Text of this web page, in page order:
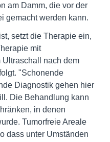
am Damm, die vor der
gemacht werden kann.
setzt die Therapie ein,
mit
Ultraschall nach dem
"Schonende
Diagnostik gehen hier
Die Behandlung kann
in denen
Tumorfreie Areale
dass unter Umständen